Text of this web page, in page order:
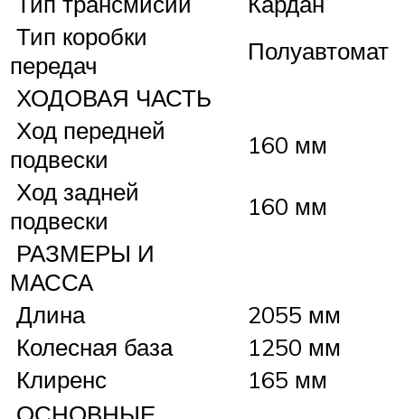
Тип коробки
передач
Полуавтомат
ХОДОВАЯ ЧАСТЬ
Ход передней
подвески
160 мм
Ход задней
подвески
160 мм
РАЗМЕРЫ И
МАССА
Длина
2055 мм
Колесная база
1250 мм
Клиренс
165 мм